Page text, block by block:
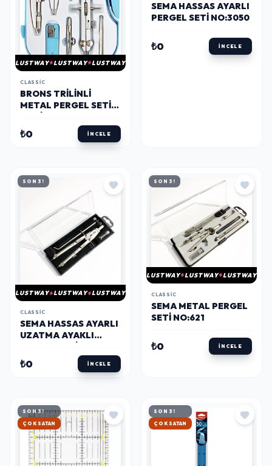
LUSTWAY LUSTWAY LUSTWAY
CLASSIC
BRONS TRILINLI
METAL PERGEL SETI
₺0 İNCELE
SEMA HASSAS AYARLI
PERGEL SETI NO:3050
₺0 İNCELE
SON 3!
LUSTWAY LUSTWAY LUSTWAY
CLASSIC
SEMA HASSAS AYARLI
UZATMA AYAKLI
₺0 İNCELE
SON 3!
LUSTWAY LUSTWAY LUSTWAY
CLASSIC
SEMA METAL PERGEL
SETI NO:621
₺0 İNCELE
SON 3!
HIZLI KARGO
SON 3!
HIZLI KARGO